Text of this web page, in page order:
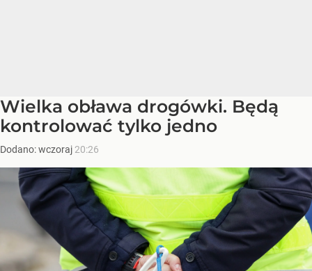
Wielka obława drogówki. Będą
kontrolować tylko jedno
Dodano:wczoraj 20:26